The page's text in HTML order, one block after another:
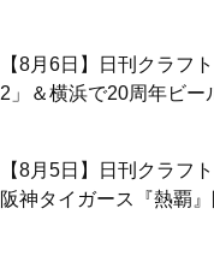
【8月6日】日刊クラフ
2」＆横浜で20周年ビー
【8月5日】日刊クラフ
阪神タイガース『熱覇